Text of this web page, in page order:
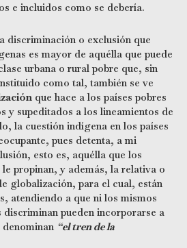
e incluidos como se debería.
discriminación o exclusión que
es mayor de aquélla que puede
urbana o rural pobre que, sin
como tal, también se ve
que hace a los países pobres
y supeditados a los lineamientos de
la cuestión indígena en los países
pues detenta, a mi
esto es, aquélla que los
propinan, y además, la relativa o
globalización, para el cual, están
atendiendo a que ni los mismos
discriminan pueden incorporarse a
“el tren de la